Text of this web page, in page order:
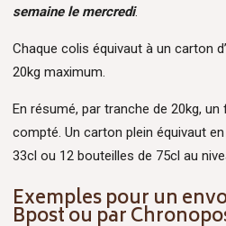
semaine le mercredi.
Chaque colis équivaut à un carton
20kg maximum.
En résumé, par tranche de 20kg,
compté. Un carton plein équivaut
33cl ou 12 bouteilles de 75cl au
Exemples pour un
Bpost ou par